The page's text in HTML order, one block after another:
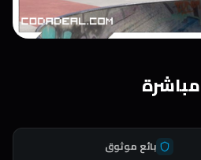
بائع موثوق